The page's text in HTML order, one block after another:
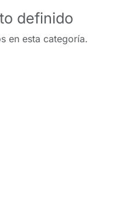
definido
en esta categoría.